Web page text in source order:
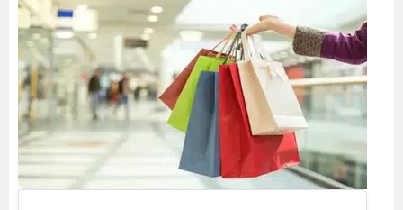
Bilecik
Bingöl
Bitlis
Bolu
Burdur